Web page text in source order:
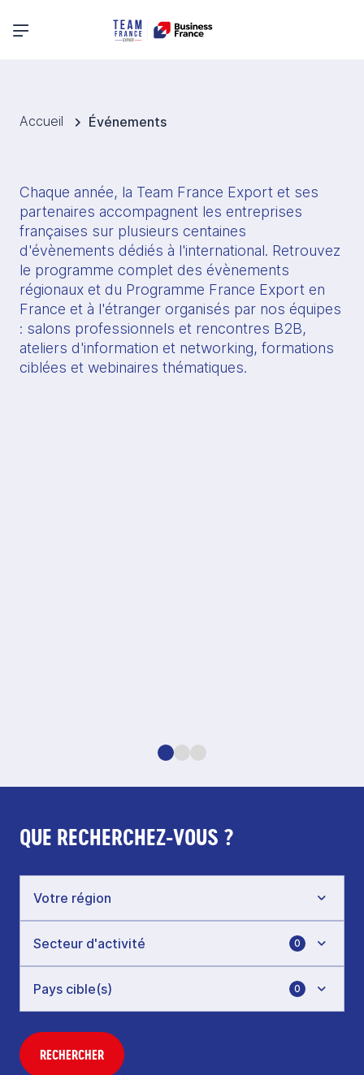
Menu principal
Accueil Événements
Chaque année, la Team France Export et ses
partenaires accompagnent les entreprises
françaises sur plusieurs centaines
d'évènements dédiés à l'international. Retrouvez
le programme complet des évènements
régionaux et du Programme France Export en
France et à l'étranger organisés par nos équipes
: salons professionnels et rencontres B2B,
ateliers d'information et networking, formations
ciblées et webinaires thématiques.
QUE RECHERCHEZ-VOUS ?
0
0
RECHERCHER